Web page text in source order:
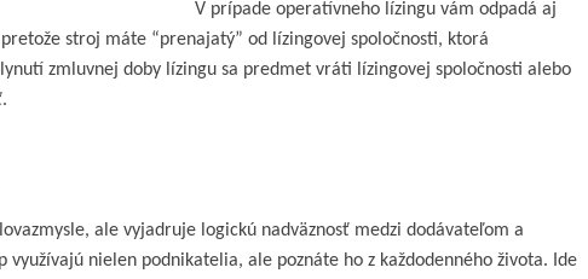
V prípade operatívneho lízingu vám odpadá aj
stroj máte “prenajatý” od lízingovej spoločnosti, ktorá
zmluvnej doby lízingu sa predmet vráti lízingovej spoločnosti alebo
ale vyjadruje logickú nadväznosť medzi dodávateľom a
využívajú nielen podnikatelia, ale poznáte ho z každodenného života. Ide